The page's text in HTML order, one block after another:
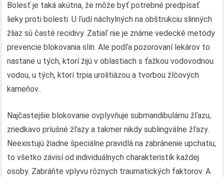
Bolesť je taká akútna, že môže byť potrebné predpísať
lieky proti bolesti. U ľudí náchylných na obštrukciu slinných
žliaz sú časté recidivy. Zatiaľ nie je známe vedecké metódy
prevencie blokovania slín. Ale podľa pozorovaní lekárov to
nastane u tých, ktorí žijú v oblastiach s ťažkou vodovodnou
vodou, u tých, ktorí trpia urolitiázou a tvorbou žlčových
kameňov..
Najčastejšie blokovanie ovplyvňuje submandibulárnu žľazu,
zriedkavo príušné žľazy a takmer nikdy sublingválne žľazy.
Neexistujú žiadne špeciálne pravidlá na zabránenie upchatiu,
to všetko závisí od individuálnych charakteristík každej
osoby. Zabráňte vplyvu rôznych traumatických faktorov. A